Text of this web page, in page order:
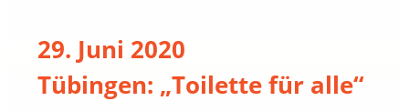
29. Juni 2020
Tübingen: „Toilette für alle“